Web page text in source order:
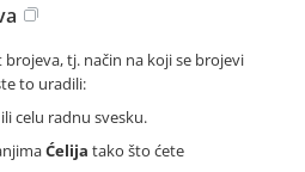
tj. način na koji se brojevi
to uradili:
celu radnu svesku.
Ćelija tako što ćete